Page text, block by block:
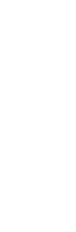
Crece la
ejercen